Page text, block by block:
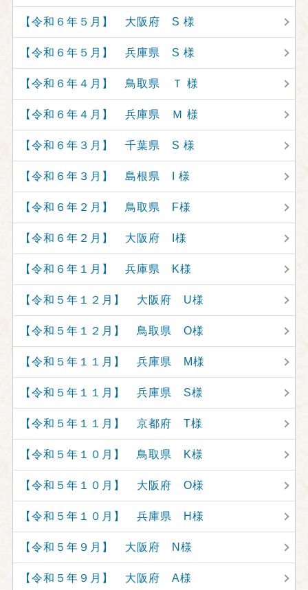
【令和６年５月】 大阪府 S 様
【令和６年５月】 兵庫県 S 様
【令和６年４月】 鳥取県 Ｔ 様
【令和６年４月】 兵庫県 Ｍ 様
【令和６年３月】 千葉県 S 様
【令和６年３月】 島根県 I 様
【令和６年２月】 鳥取県 F様
【令和６年２月】 大阪府 I様
【令和６年１月】 兵庫県 K様
【令和５年１２月】 大阪府 U様
【令和５年１２月】 鳥取県 O様
【令和５年１１月】 兵庫県 M様
【令和５年１１月】 兵庫県 S様
【令和５年１１月】 京都府 T様
【令和５年１０月】 鳥取県 K様
【令和５年１０月】 大阪府 O様
【令和５年１０月】 兵庫県 H様
【令和５年９月】 大阪府 N様
【令和５年９月】 大阪府 A様